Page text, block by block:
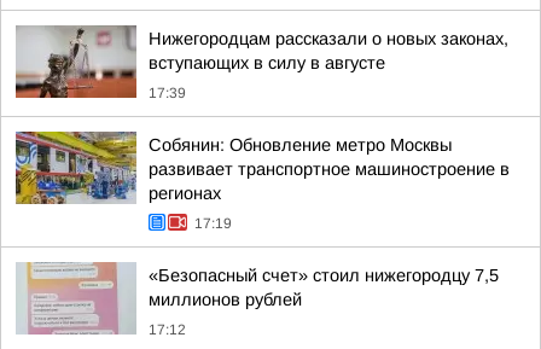
Нижегородцам рассказали о новых законах,
вступающих в силу в августе
17:39
Собянин: Обновление метро Москвы
развивает транспортное машиностроение в
регионах
17:19
«Безопасный счет» стоил нижегородцу 7,5
миллионов рублей
17:12